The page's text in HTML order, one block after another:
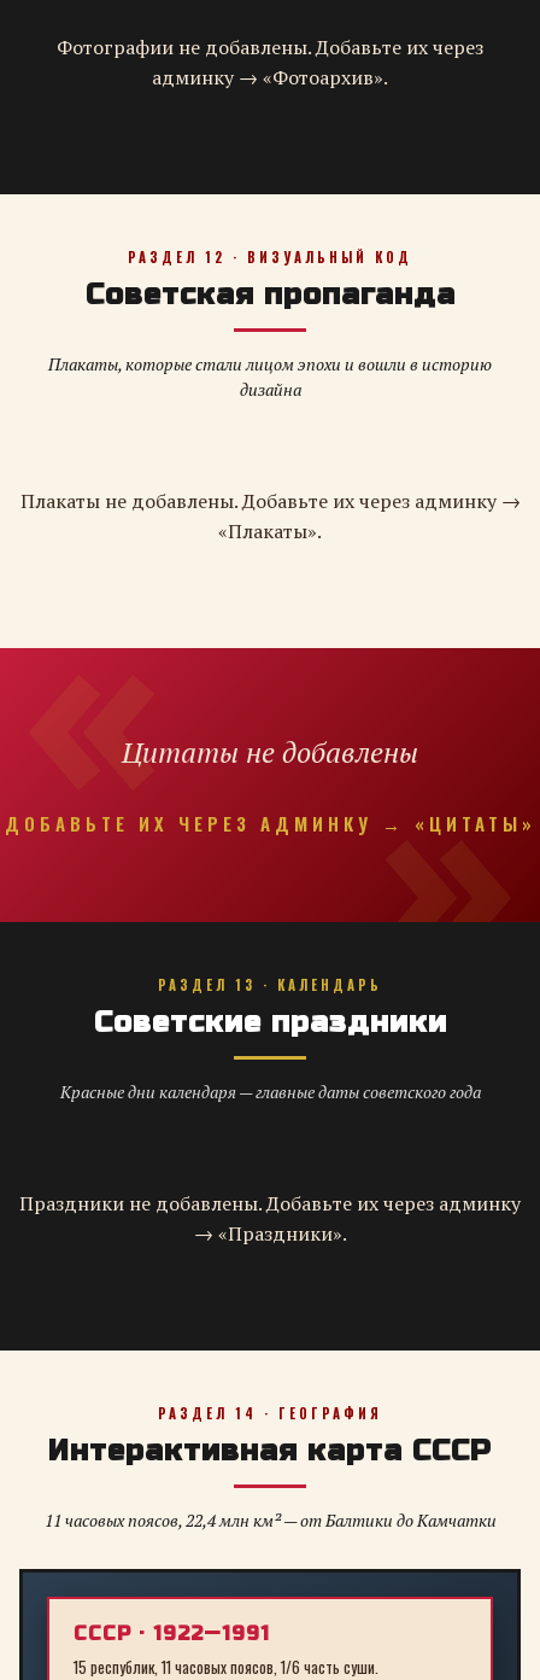
Фотографии не добавлены. Добавьте их через
админку → «Фотоархив».
РАЗДЕЛ 12 · ВИЗУАЛЬНЫЙ КОД
Советская пропаганда
Плакаты, которые стали лицом эпохи и вошли в историю
дизайна
Плакаты не добавлены. Добавьте их через админку →
«Плакаты».
Цитаты не добавлены
ДОБАВЬТЕ ИХ ЧЕРЕЗ АДМИНКУ → «ЦИТАТЫ»
РАЗДЕЛ 13 · КАЛЕНДАРЬ
Советские праздники
Красные дни календаря — главные даты советского года
Праздники не добавлены. Добавьте их через админку
→ «Праздники».
РАЗДЕЛ 14 · ГЕОГРАФИЯ
Интерактивная карта СССР
11 часовых поясов, 22,4 млн км² — от Балтики до Камчатки
СССР · 1922—1991
15 республик, 11 часовых поясов, 1/6 часть суши.